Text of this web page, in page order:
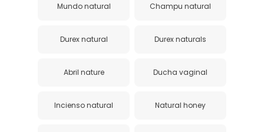
Mundo natural Champu natural
Durex natural Durex naturals
Abril nature Ducha vaginal
Incienso natural Natural honey